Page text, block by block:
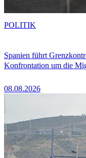
Spanien führt
Konfrontation um die
08.08.2026
POLITIK